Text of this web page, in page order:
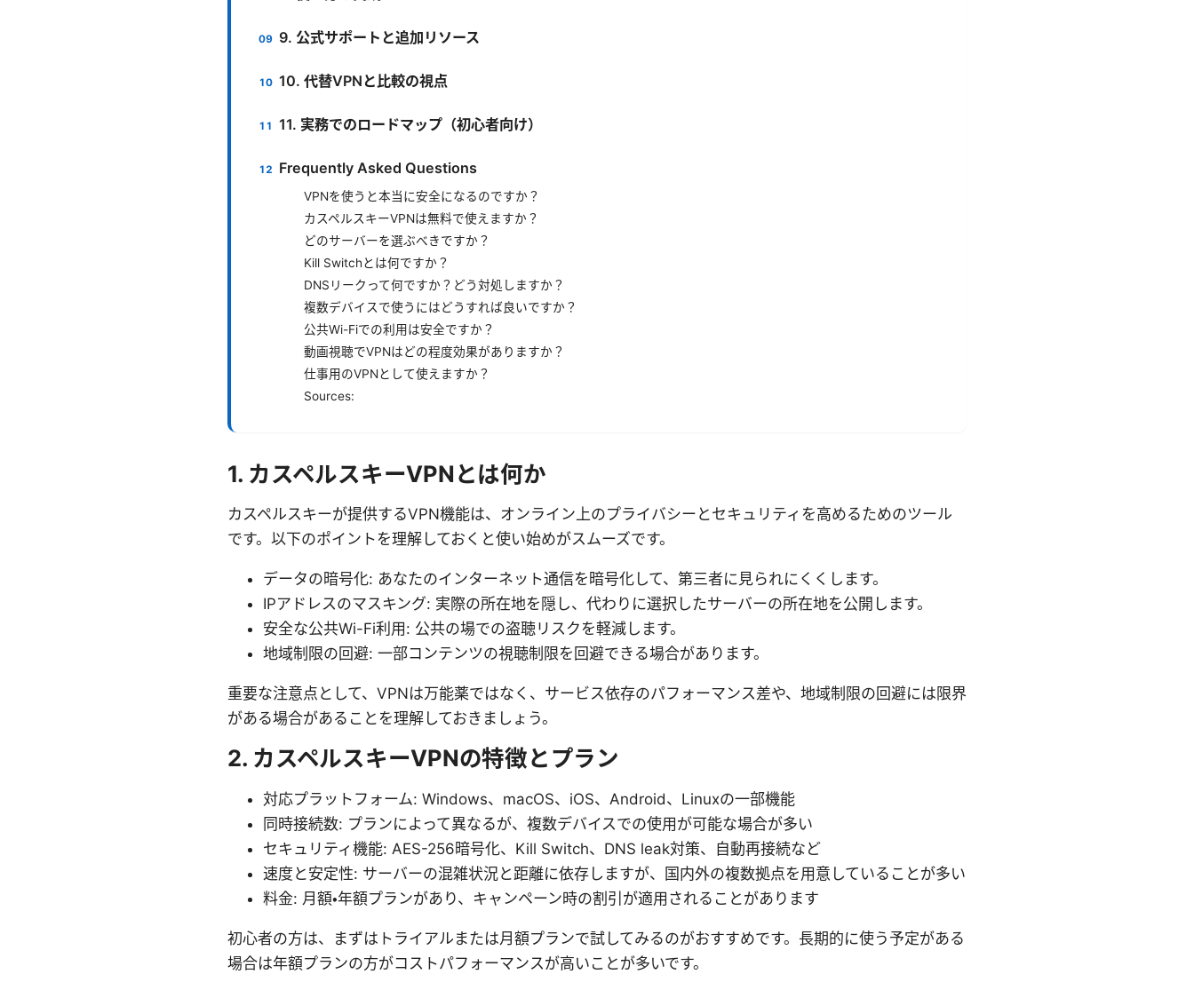
9. 公式サポートと追加リソース
10. 代替VPNと比較の視点
11. 実務でのロードマップ（初心者向け）
Frequently Asked Questions
VPNを使うと本当に安全になるのですか？
カスペルスキーVPNは無料で使えますか？
どのサーバーを選ぶべきですか？
Kill Switchとは何ですか？
DNSリークって何ですか？どう対処しますか？
複数デバイスで使うにはどうすれば良いですか？
公共Wi-Fiでの利用は安全ですか？
動画視聴でVPNはどの程度効果がありますか？
仕事用のVPNとして使えますか？
Sources:
1. カスペルスキーVPNとは何か
カスペルスキーが提供するVPN機能は、オンライン上のプライバシーとセキュリティを高めるためのツール
です。以下のポイントを理解しておくと使い始めがスムーズです。
データの暗号化: あなたのインターネット通信を暗号化して、第三者に見られにくくします。
IPアドレスのマスキング: 実際の所在地を隠し、代わりに選択したサーバーの所在地を公開します。
安全な公共Wi-Fi利用: 公共の場での盗聴リスクを軽減します。
地域制限の回避: 一部コンテンツの視聴制限を回避できる場合があります。
重要な注意点として、VPNは万能薬ではなく、サービス依存のパフォーマンス差や、地域制限の回避には限界
がある場合があることを理解しておきましょう。
2. カスペルスキーVPNの特徴とプラン
対応プラットフォーム: Windows、macOS、iOS、Android、Linuxの一部機能
同時接続数: プランによって異なるが、複数デバイスでの使用が可能な場合が多い
セキュリティ機能: AES-256暗号化、Kill Switch、DNS leak対策、自動再接続など
速度と安定性: サーバーの混雑状況と距離に依存しますが、国内外の複数拠点を用意していることが多い
料金: 月額・年額プランがあり、キャンペーン時の割引が適用されることがあります
初心者の方は、まずはトライアルまたは月額プランで試してみるのがおすすめです。長期的に使う予定がある
場合は年額プランの方がコストパフォーマンスが高いことが多いです。